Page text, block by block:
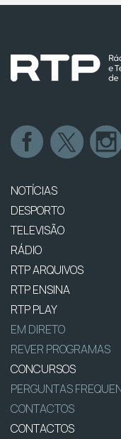
NOTÍCIAS
DESPORTO
TELEVISÃO
RÁDIO
RTP ARQUIVOS
RTP ENSINA
RTP PLAY
EM DIRETO
REVER PROGRAMAS
CONCURSOS
PERGUNTAS
CONTACTOS
CONTACTOS